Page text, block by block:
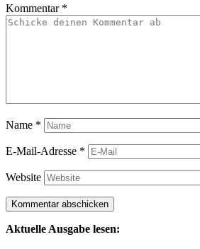
Kommentar *
Name *
E-Mail-Adresse *
Website
Aktuelle Ausgabe lesen: